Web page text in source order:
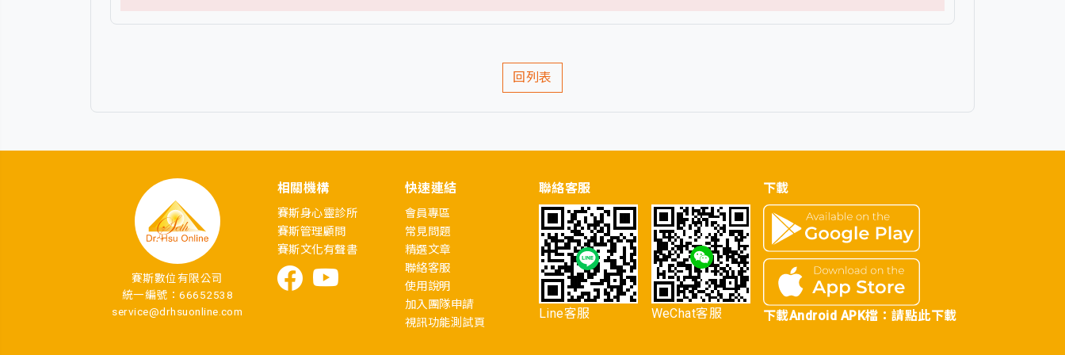
回列表
賽斯數位有限公司
統一編號：66652538
service@drhsuonline.com
相關機構
賽斯身心靈診所
賽斯管理顧問
賽斯文化有聲書
快速連結
會員專區
常見問題
精選文章
聯絡客服
使用說明
加入團隊申請
視訊功能測試頁
聯絡客服
Line客服 WeChat客服
下載
下載Android APK檔：請點此下載